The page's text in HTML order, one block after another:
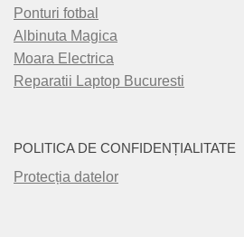
Ponturi fotbal
Albinuta Magica
Moara Electrica
Reparatii Laptop Bucuresti
POLITICA DE CONFIDENȚIALITATE
Protecția datelor